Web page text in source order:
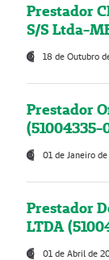
Prestador
S/S Ltda-
18 de Outubro
Prestador
(51004335-
01 de Janeiro
Prestador
LTDA
01 de Abril de